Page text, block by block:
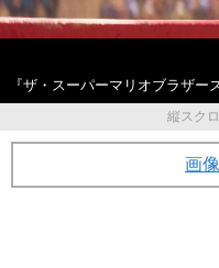
『ザ・スーパーマリオブラザー
縦スク
画